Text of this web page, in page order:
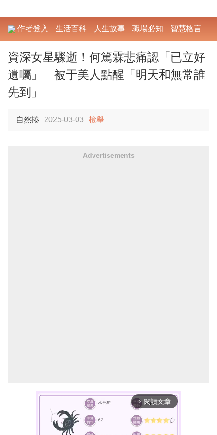
作者登入 生活百科 人生故事 職場必知 智慧格言
資深女星驟逝！何篤霖悲痛認「已立好
遺囑」 被于美人點醒「明天和無常誰
先到」
自然捲 2025-03-03 檢舉
Advertisements
arrow_forward_ios 閱讀文章